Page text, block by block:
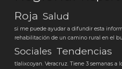
Roja Salud
si me puede ayudar a difundir esta
rehabilitación de un camino rural en el
Sociales Tendencias
tlalixcoyan. Veracruz. Tiene 3 semanas